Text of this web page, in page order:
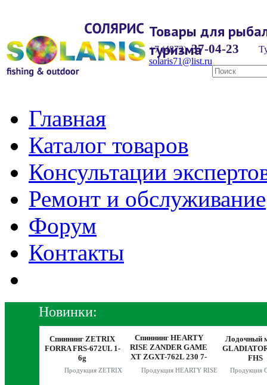
Товары для
туризма
+7 (4872) 37-04-23
solaris71@list.ru
Главная
Каталог товаров
Консультации
Ремонт и обслуживание
Форум
Контакты
Новинки:
Спиннинг ZETRIX
FORRA FRS-672UL 1-
6g
Продукция ZETRIX
Спиннинг HEARTY
RISE ZANDER GAME
XT ZGXT-762L 230 7-
Продукция HEARTY RISE
Лодочный
FHS
Продукция